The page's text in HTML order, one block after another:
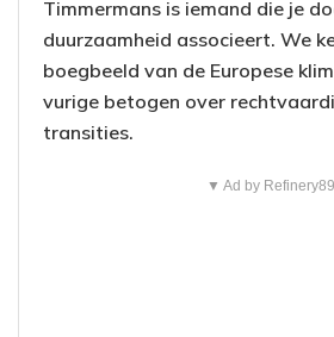
Timmermans is iemand die je
duurzaamheid associeert. We
boegbeeld van de Europese
vurige betogen over
transities.
▼ Ad by Refinery89